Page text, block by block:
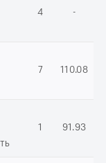
4 -
7 110.08
1 91.93